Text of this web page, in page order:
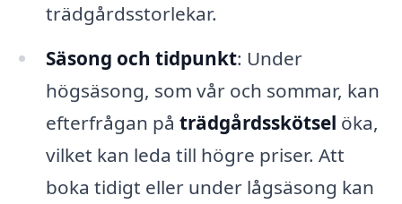
trädgårdsstorlekar.
Säsong och tidpunkt: Under
högsäsong, som vår och sommar, kan
efterfrågan på trädgårdsskötsel öka,
vilket kan leda till högre priser. Att
boka tidigt eller under lågsäsong kan